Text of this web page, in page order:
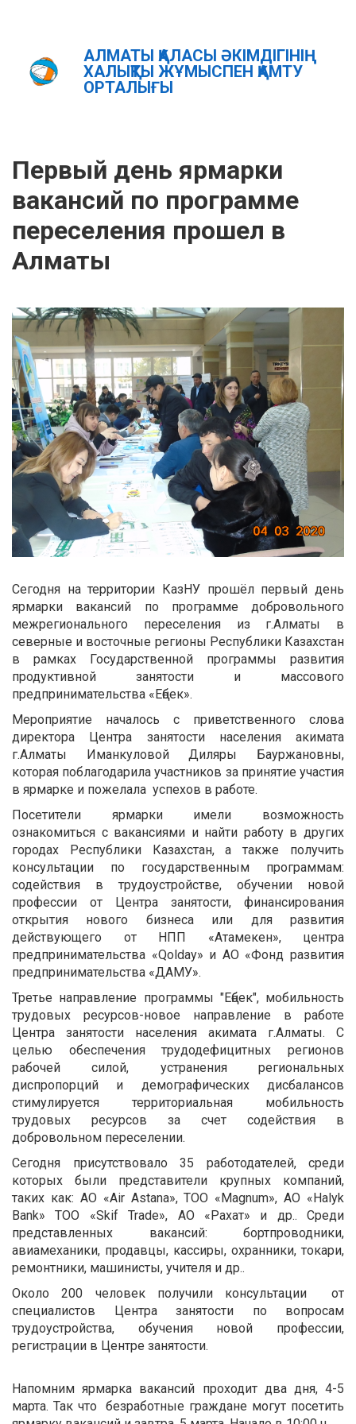
АЛМАТЫ ҚАЛАСЫ ӘКІМДІГІНІҢ
ХАЛЫҚТЫ ЖҰМЫСПЕН ҚАМТУ
ОРТАЛЫҒЫ
Главная
Новости
Первый день ярмарки вакансий по программе переселения
Первый день ярмарки
вакансий по программе
переселения прошел в
Алматы
Сегодня на территории КазНУ прошёл первый день
ярмарки вакансий по программе добровольного
межрегионального переселения из г.Алматы в
северные и восточные регионы Республики Казахстан
в рамках Государственной программы развития
продуктивной занятости и массового
предпринимательства «Еңбек».
Мероприятие началось с приветственного слова
директора Центра занятости населения акимата
г.Алматы Иманкуловой Диляры Бауржановны,
которая поблагодарила участников за принятие участия
в ярмарке и пожелала успехов в работе.
Посетители ярмарки имели возможность
ознакомиться с вакансиями и найти работу в других
городах Республики Казахстан, а также получить
консультации по государственным программам:
содействия в трудоустройстве, обучении новой
профессии от Центра занятости, финансирования
открытия нового бизнеса или для развития
действующего от НПП «Атамекен», центра
предпринимательства «Qolday» и АО «Фонд развития
предпринимательства «ДАМУ».
Третье направление программы "Еңбек", мобильность
трудовых ресурсов-новое направление в работе
Центра занятости населения акимата г.Алматы. С
целью обеспечения трудодефицитных регионов
рабочей силой, устранения региональных
диспропорций и демографических дисбалансов
стимулируется территориальная мобильность
трудовых ресурсов за счет содействия в
добровольном переселении.
Сегодня присутствовало 35 работодателей, среди
которых были представители крупных компаний,
таких как: АО «Air Astana», ТОО «Magnum», АО «Halyk
Bank» ТОО «Skif Trade», АО «Рахат» и др.. Среди
представленных вакансий: бортпроводники,
авиамеханики, продавцы, кассиры, охранники, токари,
ремонтники, машинисты, учителя и др..
Около 200 человек получили консультации от
специалистов Центра занятости по вопросам
трудоустройства, обучения новой профессии,
регистрации в Центре занятости.
Напомним ярмарка вакансий проходит два дня, 4-5
марта. Так что безработные граждане могут посетить